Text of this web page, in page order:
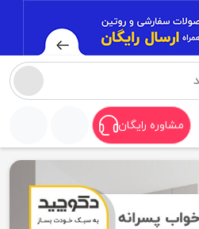
مشاوره رایگان